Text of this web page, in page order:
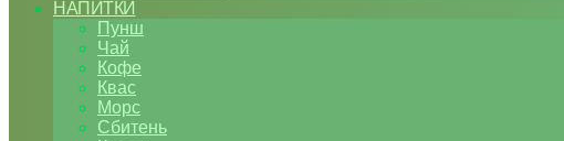
НАПИТКИ
Пунш
Чай
Кофе
Квас
Морс
Сбитень